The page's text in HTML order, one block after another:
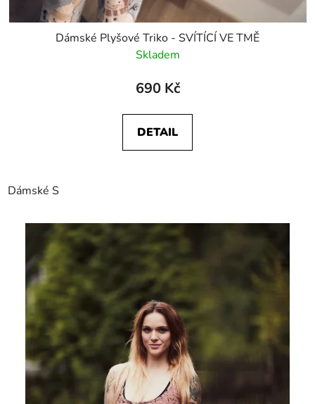
Dámské Plyšové Triko - SVÍTÍCÍ VE TMĚ
Skladem
690 Kč
DETAIL
Dámské S